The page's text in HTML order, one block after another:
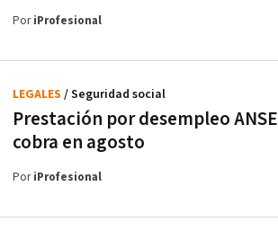
PoriProfesional
Prestación por desempleo
cobra en agosto
LEGALES / Seguridad social
PoriProfesional